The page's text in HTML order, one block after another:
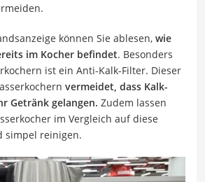
können Sie ablesen, wie
im Kocher befindet. Besonders
ist ein Anti-Kalk-Filter. Dieser
vermeidet, dass Kalk-
Getränk gelangen. Zudem lassen
im Vergleich auf diese
simpel reinigen.